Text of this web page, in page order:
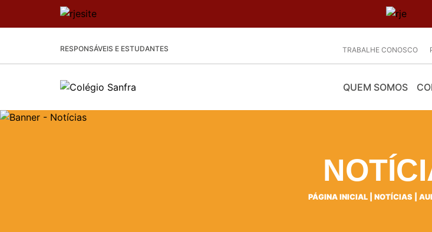
RESPONSÁVEIS E ESTUDANTES TRABALHE CONOSCO
QUEM SOMOS
PÁGINA INICIAL NOTÍCIAS